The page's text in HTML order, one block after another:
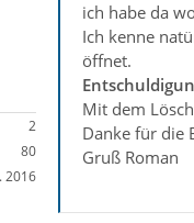
2
80
2016
ich habe da
Ich kenne
öffnet.
Mit dem
Danke für die
Gruß Roman